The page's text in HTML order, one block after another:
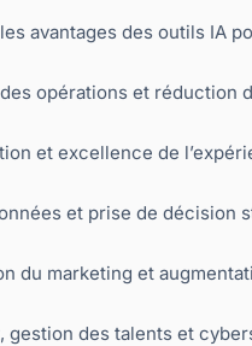
avantages des outils IA
opérations et réduction
et excellence de
et prise de décision
du marketing et
gestion des talents et